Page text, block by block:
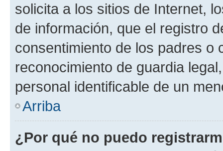
solicita a los sitios de Internet,
de información, que el registro
consentimiento de los padres o
reconocimiento de guardia
personal identificable de un
Arriba
¿Por qué no puedo